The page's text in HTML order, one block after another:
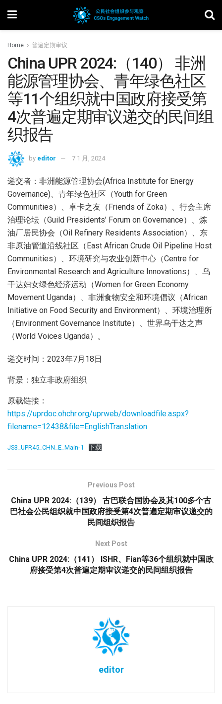
Home 普遍定期审议
China UPR 2024:（140） 非洲
能源管理协会、青年绿色社区
等11个组织就中国政府接受第
4次普遍定期审议递交的民间组
织报告
by editor 7 1 月, 2024
递交者：非洲能源管理协会(Africa Institute for Energy
Governance)、青年绿色社区（Youth for Green
Communities）、卓卡之友（Friends of Zoka）、行会主席
治理论坛（Guild Presidents’ Forum on Governance）、炼
油厂居民协会（Oil Refinery Residents Association）、东
非原油管道沿线社区（East African Crude Oil Pipeline Host
Communities）、环境研究与农业创新中心（Centre for
Environmental Research and Agriculture Innovations）、乌
干达妇女绿色经济运动（Women for Green Economy
Movement Uganda）、非洲食物安全和环境倡议（African
Initiative on Food Security and Environment）、环境治理所
（Environment Governance Institute）、世界乌干达之声
（World Voices Uganda）。
递交时间：2023年7月18日
背景：独立非政府组织
原载链接：
https://uprdoc.ohchr.org/uprweb/downloadfile.aspx?
filename=12438&file=EnglishTranslation
JS3_UPR45_CHN_E_Main-1 下载
Previous Post
China UPR 2024:（139） 古巴联合国协会及其100多个古
巴社会公民组织就中国政府接受第4次普遍定期审议递交的
民间组织报告
Next Post
China UPR 2024:（141） ISHR、Fian等36个组织就中国政
府接受第4次普遍定期审议递交的民间组织报告
editor